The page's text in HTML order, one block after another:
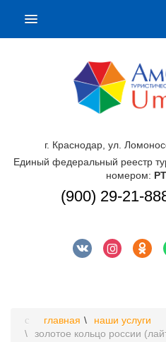
г. Краснодар, ул.
Единый федеральный реестр
номером:
(900) 29-21-
главная
наши услуги
золотое кольцо россии